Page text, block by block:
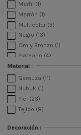
Marfil (1)
Marrón (1)
Multicolor (3)
Negro (13)
Oro y Bronzo (1)
Plateado (4)
Platino(3)
Purpura (1)
Material :
Gamuza (11)
Nubuk (1)
Piel (23)
Tejido (8)
Decoración :